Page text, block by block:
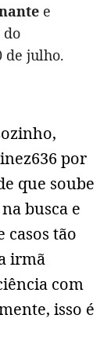
e
de julho.
por
que soube
busca e
tão
irmã
com
isso é